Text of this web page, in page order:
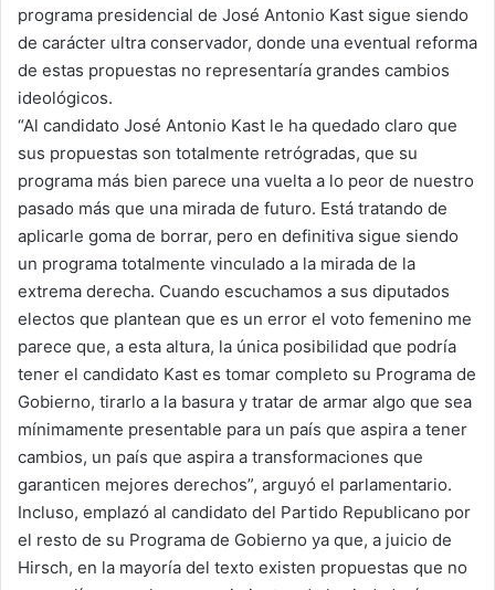
programa presidencial de José Antonio Kast sigue siendo
de carácter ultra conservador, donde una eventual reforma
de estas propuestas no representaría grandes cambios
ideológicos.
“Al candidato José Antonio Kast le ha quedado claro que
sus propuestas son totalmente retrógradas, que su
programa más bien parece una vuelta a lo peor de nuestro
pasado más que una mirada de futuro. Está tratando de
aplicarle goma de borrar, pero en definitiva sigue siendo
un programa totalmente vinculado a la mirada de la
extrema derecha. Cuando escuchamos a sus diputados
electos que plantean que es un error el voto femenino me
parece que, a esta altura, la única posibilidad que podría
tener el candidato Kast es tomar completo su Programa de
Gobierno, tirarlo a la basura y tratar de armar algo que sea
mínimamente presentable para un país que aspira a tener
cambios, un país que aspira a transformaciones que
garanticen mejores derechos”, arguyó el parlamentario.
Incluso, emplazó al candidato del Partido Republicano por
el resto de su Programa de Gobierno ya que, a juicio de
Hirsch, en la mayoría del texto existen propuestas que no